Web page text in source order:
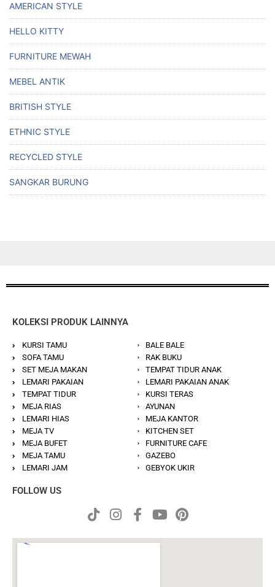
AMERICAN STYLE
HELLO KITTY
FURNITURE MEWAH
MEBEL ANTIK
BRITISH STYLE
ETHNIC STYLE
RECYCLED STYLE
SANGKAR BURUNG
KOLEKSI PRODUK LAINNYA
KURSI TAMU
SOFA TAMU
SET MEJA MAKAN
LEMARI PAKAIAN
TEMPAT TIDUR
MEJA RIAS
LEMARI HIAS
MEJA TV
MEJA BUFET
MEJA TAMU
LEMARI JAM
BALE BALE
RAK BUKU
TEMPAT TIDUR ANAK
LEMARI PAKAIAN ANAK
KURSI TERAS
AYUNAN
MEJA KANTOR
KITCHEN SET
FURNITURE CAFE
GAZEBO
GEBYOK UKIR
FOLLOW US